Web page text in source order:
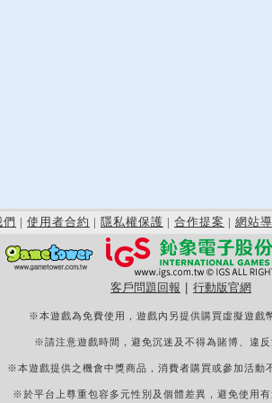
們 | 使用者合約 | 隱私權保護 | 合作提案 | 網站
客戶問題回報 行動版官網
※本遊戲為免費使用，遊戲內另提供購買虛擬遊戲
※請注意遊戲時間，避免沉迷及不得為賭博、違反
※本遊戲提供之機會中獎商品，消費者購買或參加活動
※於平台上尊重包容多元性別及個體差異，避免使用有